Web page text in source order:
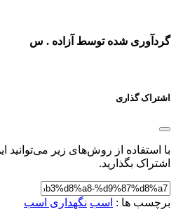
گردآوری شده توسط آزاده . س
اشتراک گذاری
با استفاده از روش‌های زیر می‌توانید
اشتراک بگذارید.
برچسب ها : اسب نگهداری اسب